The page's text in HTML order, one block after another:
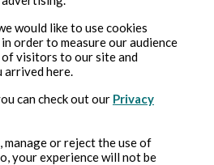
would like to use cookies
order to measure our audience
visitors to our site and
here.
can check out our Privacy
manage or reject the use of
your experience will not be